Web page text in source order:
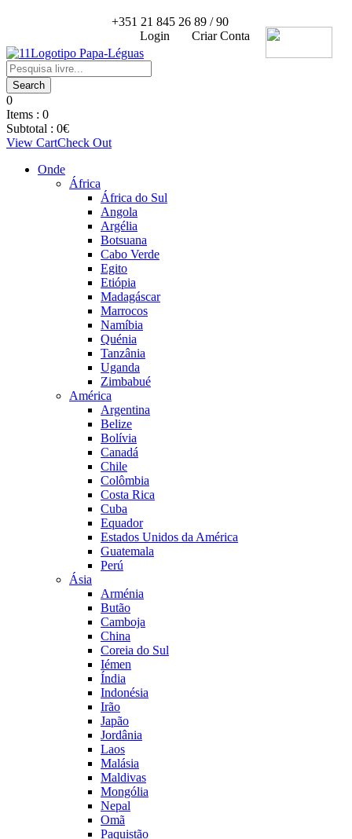
+351 21 845 26 89 / 90
Login
Criar Conta
0
Items : 0
Subtotal : 0€
View CartCheck Out
Onde
África
África do Sul
Angola
Argélia
Botsuana
Cabo Verde
Egito
Etiópia
Madagáscar
Marrocos
Namíbia
Quénia
Tanzânia
Uganda
Zimbabué
América
Argentina
Belize
Bolívia
Canadá
Chile
Colômbia
Costa Rica
Cuba
Equador
Estados Unidos da América
Guatemala
Perú
Ásia
Arménia
Butão
Camboja
China
Coreia do Sul
Iémen
Índia
Indonésia
Irão
Japão
Jordânia
Laos
Malásia
Maldivas
Mongólia
Nepal
Omã
Paquistão